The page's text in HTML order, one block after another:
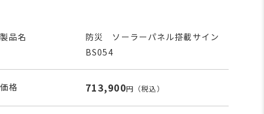
製品名
防災 ソーラーパネル搭載サイン
BS054
価格 713,900円 （税込）